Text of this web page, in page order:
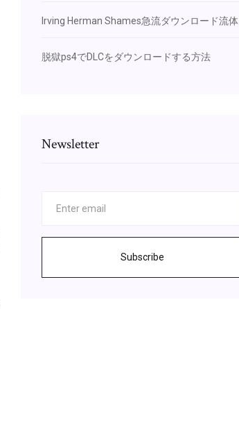
Irving Herman Shames急流ダウンロード流体
脱獄ps4でDLCをダウンロードする方法
Newsletter
Subscribe